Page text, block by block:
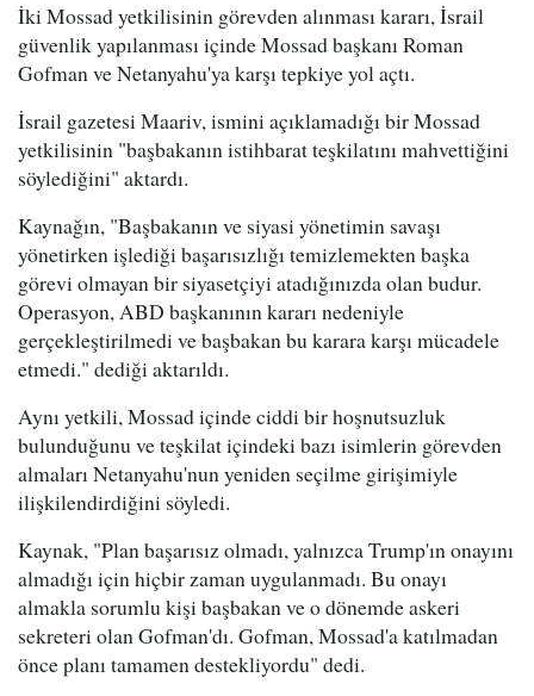
İki Mossad yetkilisinin görevden alınması kararı, İsrail
güvenlik yapılanması içinde Mossad başkanı Roman
Gofman ve Netanyahu'ya karşı tepkiye yol açtı.
İsrail gazetesi Maariv, ismini açıklamadığı bir Mossad
yetkilisinin "başbakanın istihbarat teşkilatını mahvettiğini
söylediğini" aktardı.
Kaynağın, "Başbakanın ve siyasi yönetimin savaşı
yönetirken işlediği başarısızlığı temizlemekten başka
görevi olmayan bir siyasetçiyi atadığınızda olan budur.
Operasyon, ABD başkanının kararı nedeniyle
gerçekleştirilmedi ve başbakan bu karara karşı mücadele
etmedi." dediği aktarıldı.
Aynı yetkili, Mossad içinde ciddi bir hoşnutsuzluk
bulunduğunu ve teşkilat içindeki bazı isimlerin görevden
almaları Netanyahu'nun yeniden seçilme girişimiyle
ilişkilendirdiğini söyledi.
Kaynak, "Plan başarısız olmadı, yalnızca Trump'ın onayını
almadığı için hiçbir zaman uygulanmadı. Bu onayı
almakla sorumlu kişi başbakan ve o dönemde askeri
sekreteri olan Gofman'dı. Gofman, Mossad'a katılmadan
önce planı tamamen destekliyordu" dedi.